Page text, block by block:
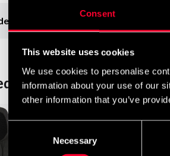
Consent
This website uses cookies
We use cookies to personalise
information about your use of our
other information that you’ve
Necessary
oplysninger
produkter